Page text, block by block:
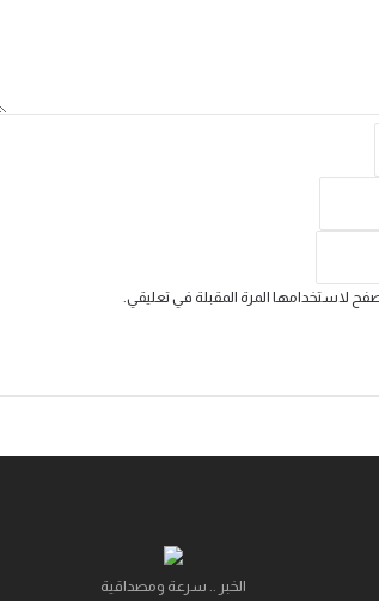
لاستخدامها المرة المقبلة في تعليقي.
الخبر .. سرعة ومصداقية